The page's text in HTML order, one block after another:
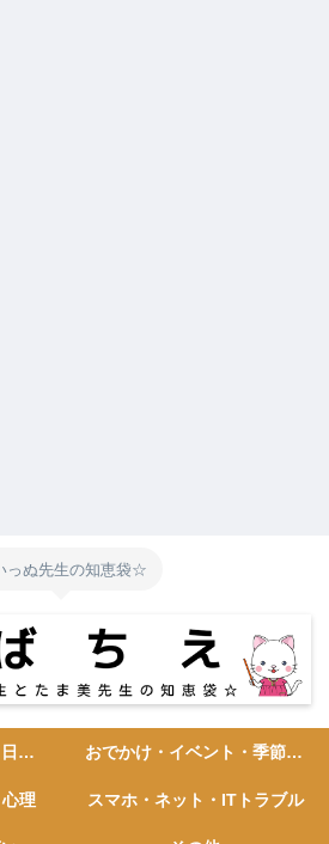
っぬ先生の知恵袋☆
暮らしの知恵・代用品・日常ハック おでかけ・イベント・季節の行事
理 スマホ・ネット・ITトラブル